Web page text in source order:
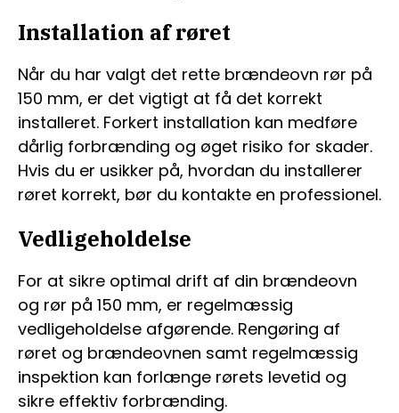
Installation af røret
Når du har valgt det rette brændeovn rør på
150 mm, er det vigtigt at få det korrekt
installeret. Forkert installation kan medføre
dårlig forbrænding og øget risiko for skader.
Hvis du er usikker på, hvordan du installerer
røret korrekt, bør du kontakte en professionel.
Vedligeholdelse
For at sikre optimal drift af din brændeovn
og rør på 150 mm, er regelmæssig
vedligeholdelse afgørende. Rengøring af
røret og brændeovnen samt regelmæssig
inspektion kan forlænge rørets levetid og
sikre effektiv forbrænding.